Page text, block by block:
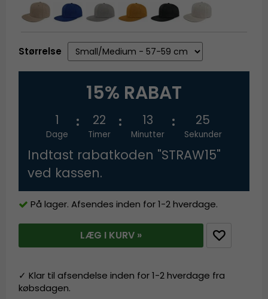
Størrelse
15% RABAT
1
Dage
22
Timer
13
Minutter
25
Sekunder
Indtast rabatkoden "STRAW15"
ved kassen.
På lager. Afsendes inden for 1-2 hverdage.
LÆG I KURV »
✓ Klar til afsendelse inden for 1-2 hverdage fra
købsdagen.